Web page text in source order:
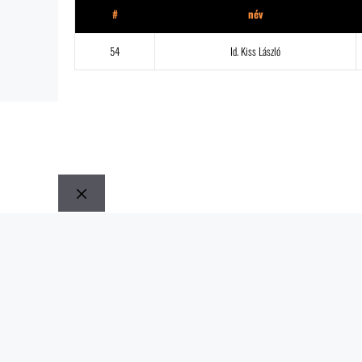
# név
54 Id. Kiss László
Bezár